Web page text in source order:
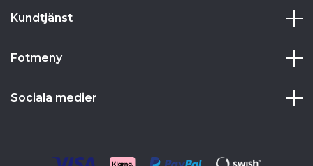
Kundtjänst
Fotmeny
Sociala medier